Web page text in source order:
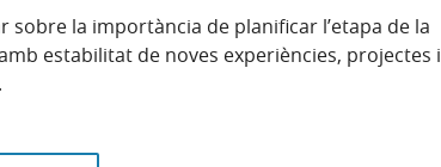
sobre la importància de planificar l’etapa de la
estabilitat de noves experiències, projectes i